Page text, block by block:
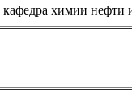
химии нефти